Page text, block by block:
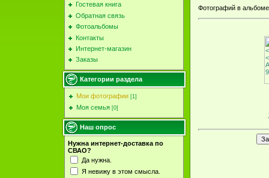
Гостевая книга
Обратная связь
Фотоальбомы
Контакты
Интернет-магазин
Заказы
Категории раздела
Мои фотографии [1]
Моя семья [0]
Наш опрос
Нужна интернет-доставка по
СВАО?
Да нужна.
Я невижу в этом смысла.
Фотографий в альбоме